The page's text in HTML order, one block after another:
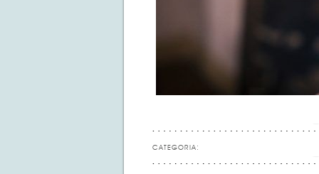
CATEGORIA: